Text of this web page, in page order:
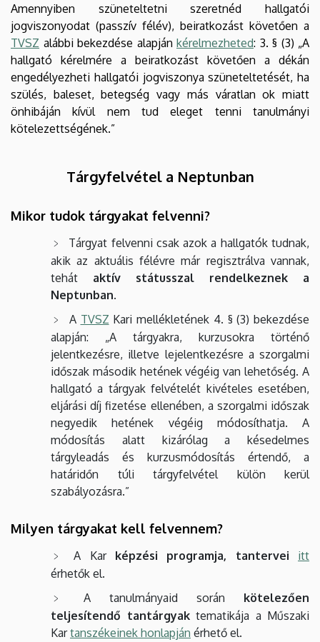
Amennyiben szüneteltetni szeretnéd hallgatói
jogviszonyodat (passzív félév), beiratkozást követően a
TVSZ alábbi bekezdése alapján kérelmezheted: 3. § (3) „A
hallgató kérelmére a beiratkozást követően a dékán
engedélyezheti hallgatói jogviszonya szüneteltetését, ha
szülés, baleset, betegség vagy más váratlan ok miatt
önhibáján kívül nem tud eleget tenni tanulmányi
kötelezettségének.”
Tárgyfelvétel a Neptunban
Mikor tudok tárgyakat felvenni?
Tárgyat felvenni csak azok a hallgatók tudnak,
akik az aktuális félévre már regisztrálva vannak,
tehát aktív státusszal rendelkeznek a
Neptunban.
A TVSZ Kari mellékletének 4. § (3) bekezdése
alapján: „A tárgyakra, kurzusokra történő
jelentkezésre, illetve lejelentkezésre a szorgalmi
időszak második hetének végéig van lehetőség. A
hallgató a tárgyak felvételét kivételes esetében,
eljárási díj fizetése ellenében, a szorgalmi időszak
negyedik hetének végéig módosíthatja. A
módosítás alatt kizárólag a késedelmes
tárgyleadás és kurzusmódosítás értendő, a
határidőn túli tárgyfelvétel külön kerül
szabályozásra.”
Milyen tárgyakat kell felvennem?
A Kar képzési programja, tantervei
itt
érhetők el.
A tanulmányaid során kötelezően
teljesítendő tantárgyaktematikája a Műszaki
Kartanszékeinek honlapján érhető el.